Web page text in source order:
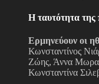
Η ταυτότητα
Ερμηνεύουν οι
Κωνσταντίνος
Ζώης, Άννα
Κωνσταντίνα